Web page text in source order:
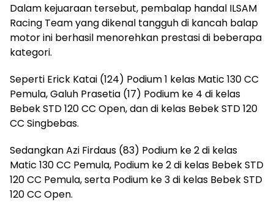
Dalam kejuaraan tersebut, pembalap handal ILSAM
Racing Team yang dikenal tangguh di kancah balap
motor ini berhasil menorehkan prestasi di beberapa
kategori.
Seperti Erick Katai (124) Podium 1 kelas Matic 130 CC
Pemula, Galuh Prasetia (17) Podium ke 4 di kelas
Bebek STD 120 CC Open, dan di kelas Bebek STD 120
CC Singbebas.
Sedangkan Azi Firdaus (83) Podium ke 2 di kelas
Matic 130 CC Pemula, Podium ke 2 di kelas Bebek STD
120 CC Pemula, serta Podium ke 3 di kelas Bebek STD
120 CC Open.